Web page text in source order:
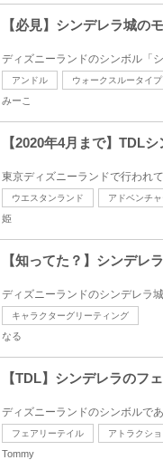
【必見】シンデレラ城の
ディズニーランドのシンボル「
アンドル ウォークスルータイプ
みーこ
【2020年4月まで】TDL
東京ディズニーランドで行われ
ウエスタンランド アドベンチ
姫
【知ってた？】シンデレ
ディズニーランドのシンデレラ
キャラクターグリーティング
なる
【TDL】シンデレラのフ
ディズニーランドのシンボルで
フェアリーテイル アトラクショ
Tommy